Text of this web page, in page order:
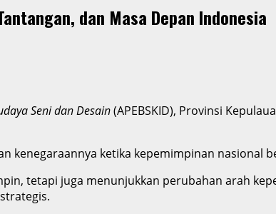
dan Masa Depan Indonesia
Seni dan Desain(APEBSKID), Provinsi
kenegaraannya ketika kepemimpinan nasional
tetapi juga menunjukkan perubahan arah